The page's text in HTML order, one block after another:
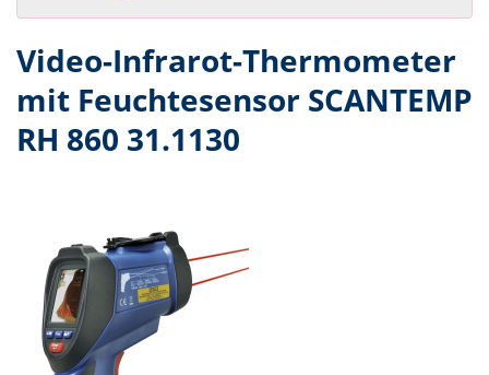
Video-Infrarot-Thermometer
mit Feuchtesensor SCANTEMP
RH 860 31.1130